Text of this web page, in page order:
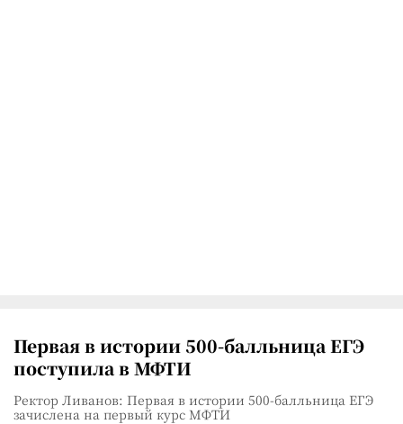
Первая в истории 500-балльница ЕГЭ
поступила в МФТИ
Ректор Ливанов: Первая в истории 500-балльница ЕГЭ
зачислена на первый курс МФТИ